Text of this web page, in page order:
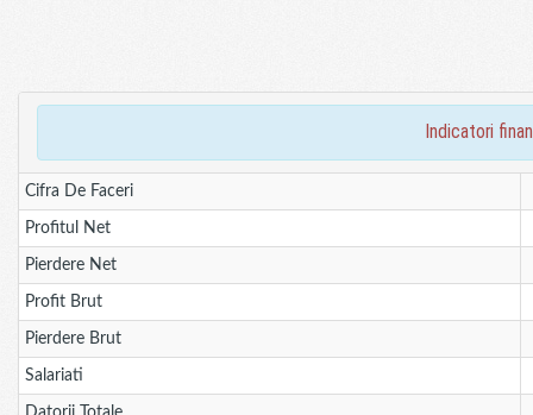
indicatori
Cifra De Faceri
Profitul Net
Pierdere Net
Profit Brut
Pierdere Brut
Salariati